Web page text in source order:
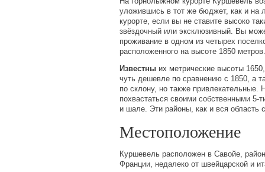
уложившись в тот же бюджет, как и на
курорте, если вы не ставите высоко
звёздочный или эксклюзивный. Вы
проживание в одном из четырех
расположенного на высоте 1850 метров.
Известны их метрические высоты
чуть дешевле по сравнению с 1850, а
по склону, но также привлекательные.
похвастаться своими собственными 5-
и шале. Эти районы, как и вся область
Местоположение
Куршевель расположен в Савойе,
Франции, недалеко от швейцарской и